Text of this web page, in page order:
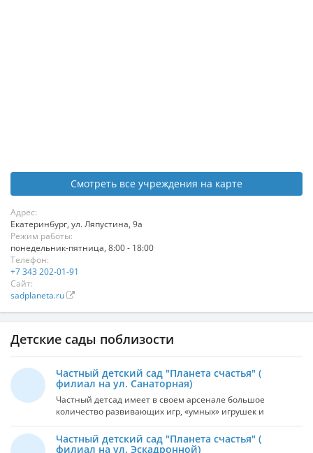
Смотреть все учреждения на карте
Адрес:
Екатеринбург, ул. Ляпустина, 9а
Режим работы:
понедельник-пятница, 8:00 - 18:00
Телефон:
+7 343 202-01-91
Сайт:
sadplaneta.ru
Детские сады поблизости
Частный детский сад "Планета счастья" (
филиал на ул. Санаторная)
Частный детсад имеет в своем арсенале большое
количество развивающих игр, «умных» игрушек и
интересных знаний для вашего ребенка. Частный детсад
также рад предоставить целый ряд дополнительных.
Среди них есть изучение английского языка, занятия с
Частный детский сад "Планета счастья" (
филиал на ул. Эскадронной)